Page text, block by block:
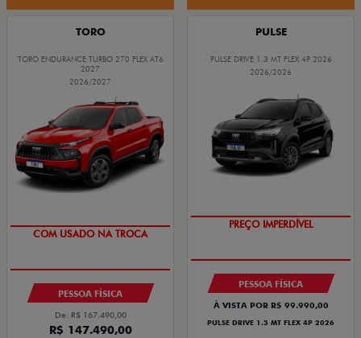
TORO
TORO ENDURANCE TURBO 270 FLEX AT6
2027
2026/2027
OPORTUNIDADE
PESSOA FÍSICA
De: R$ 167.490,00
R$ 147.490,00
PULSE
PULSE DRIVE 1.3 MT FLEX 4P 2026
2026/2026
OPORTUNIDADE
PESSOA FÍSICA
À VISTA POR R$ 99.990,00
PULSE DRIVE 1.3 MT FLEX 4P 2026